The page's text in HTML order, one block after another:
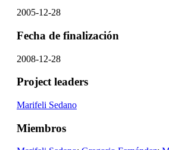
2005-12-28
Fecha de finalización
2008-12-28
Project leaders
Marifeli Sedano
Miembros